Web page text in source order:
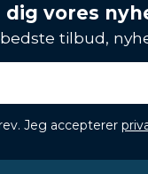
vores
tilbud,
Jeg accepterer